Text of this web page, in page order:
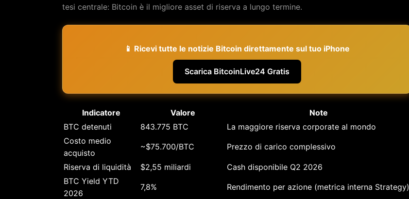
tesi centrale: Bitcoin è il migliore asset di riserva a lungo termine.
📱 Ricevi tutte le notizie Bitcoin direttamente sul tuo iPhone
Scarica BitcoinLive24 Gratis
Indicatore Valore
Note
BTC detenuti
843.775 BTC
La maggiore riserva corporate al mondo
Costo medio
acquisto
~$75.700/BTC Prezzo di carico complessivo
Riserva di liquidità $2,55 miliardi
Cash disponibile Q2 2026
BTC Yield YTD
2026
7,8% Rendimento per azione (metrica interna Strategy)